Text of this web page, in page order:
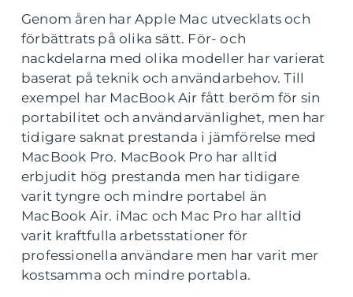
Genom åren har Apple Mac utvecklats och
förbättrats på olika sätt. För- och
nackdelarna med olika modeller har varierat
baserat på teknik och användarbehov. Till
exempel har MacBook Air fått beröm för sin
portabilitet och användarvänlighet, men har
tidigare saknat prestanda i jämförelse med
MacBook Pro. MacBook Pro har alltid
erbjudit hög prestanda men har tidigare
varit tyngre och mindre portabel än
MacBook Air. iMac och Mac Pro har alltid
varit kraftfulla arbetsstationer för
professionella användare men har varit mer
kostsamma och mindre portabla.